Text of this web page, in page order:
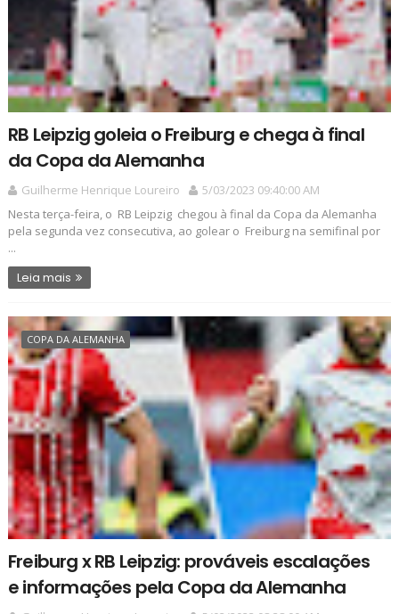
RB Leipzig goleia o Freiburg e chega à final
da Copa da Alemanha
Guilherme Henrique Loureiro
5/03/2023 09:40:00 AM
Nesta terça-feira, o RB Leipzig chegou à final da Copa da Alemanha
pela segunda vez consecutiva, ao golear o Freiburg na semifinal por
...
Leia mais
COPA DA ALEMANHA
Freiburg x RB Leipzig: prováveis escalações
e informações pela Copa da Alemanha